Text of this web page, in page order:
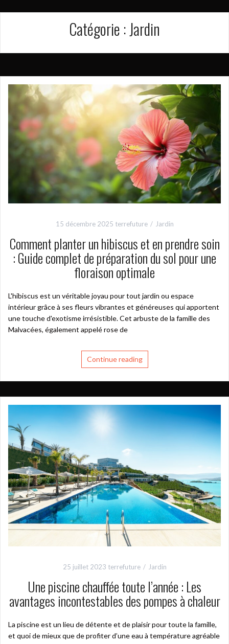
Catégorie :Jardin
15 décembre 2025 terrefuture Jardin
Comment planter un hibiscus et en prendre soin
: Guide complet de préparation du sol pour une
floraison optimale
L'hibiscus est un véritable joyau pour tout jardin ou espace
intérieur grâce à ses fleurs vibrantes et généreuses qui apportent
une touche d'exotisme irrésistible. Cet arbuste de la famille des
Malvacées, également appelé rose de
Continue reading
25 juillet 2023 terrefuture Jardin
Une piscine chauffée toute l’année : Les
avantages incontestables des pompes à chaleur
La piscine est un lieu de détente et de plaisir pour toute la famille,
et quoi de mieux que de profiter d’une eau à température agréable